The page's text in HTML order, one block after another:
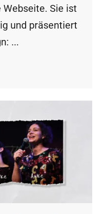
Sie ist
und präsentiert
...